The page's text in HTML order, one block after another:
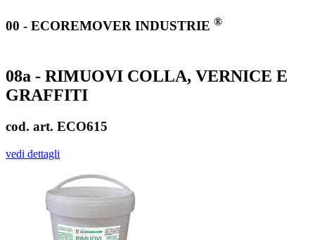
00 - ECOREMOVER INDUSTRIE ®
08a - RIMUOVI COLLA, VERNICE E
GRAFFITI
cod. art. ECO615
vedi dettagli